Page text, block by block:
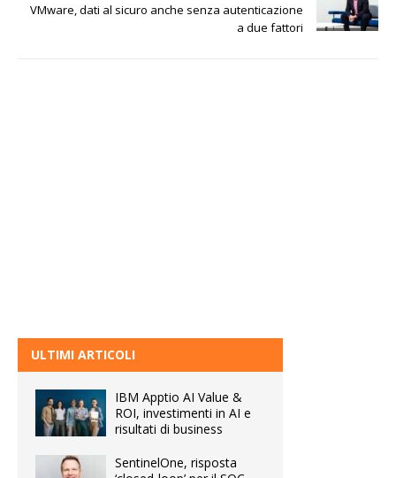
VMware, dati al sicuro anche senza autenticazione
a due fattori
ULTIMI ARTICOLI
IBM Apptio AI Value &
ROI, investimenti in AI e
risultati di business
SentinelOne, risposta